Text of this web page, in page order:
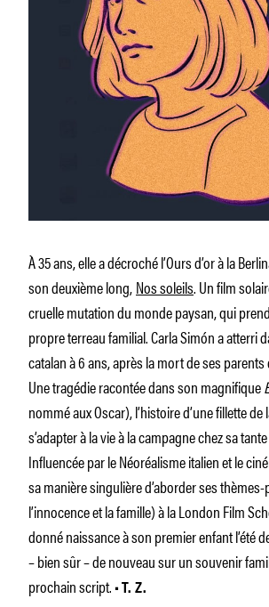
À 35 ans, elle a décroché l’Ours d’or à la
son deuxième long,Nos soleils. Un film
cruelle mutation du monde paysan, qui
propre terreau familial. Carla Simón a atterri
catalan à 6 ans, après la mort de ses
Une tragédie racontée dans son magnifique
nommé aux Oscar), l’histoire d’une fillette
s’adapter à la vie à la campagne chez sa
Influencée par le Néoréalisme italien et le
sa manière singulière d’aborder ses thèmes-
l’innocence et la famille) à la London Film
donné naissance à son premier enfant l’été
– bien sûr – de nouveau sur un souvenir
prochain script. • T. Z.